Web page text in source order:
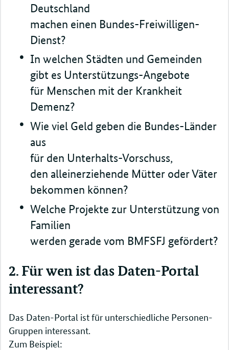
Deutschland
machen einen Bundes-Freiwilligen-
Dienst?
In welchen Städten und Gemeinden
gibt es Unterstützungs-Angebote
für Menschen mit der Krankheit
Demenz?
Wie viel Geld geben die Bundes-Länder
aus
für den Unterhalts-Vorschuss,
den alleinerziehende Mütter oder Väter
bekommen können?
Welche Projekte zur Unterstützung von
Familien
werden gerade vom BMFSFJ gefördert?
2. Für wen ist das Daten-Portal
interessant?
Das Daten-Portal ist für unterschiedliche Personen-
Gruppen interessant.
Zum Beispiel: